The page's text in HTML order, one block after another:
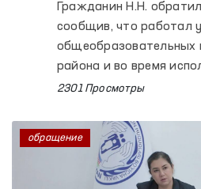
Гражданин Н.Н.
сообщив, что работал
общеобразовательных
района и во время
обязанностей получил
лечение не были ему
порядке,
связи с чем он выразил
2301 Просмотры
обращение